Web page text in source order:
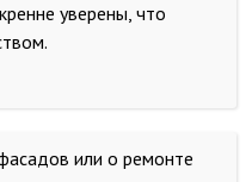
уверены, что
или о ремонте